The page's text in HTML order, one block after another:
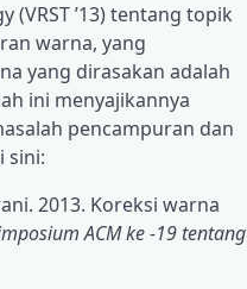
’13) tentang topik
warna, yang
yang dirasakan adalah
ini menyajikannya
pencampuran dan
sini:
2013. Koreksi warna
ACM ke -19 tentang